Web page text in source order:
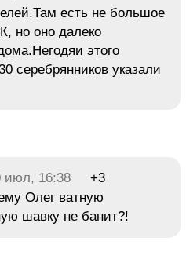
есть не большое
но оно далеко
этого
серебрянников указали
июл, 16:38
+3
Олег ватную
шавку не банит?!